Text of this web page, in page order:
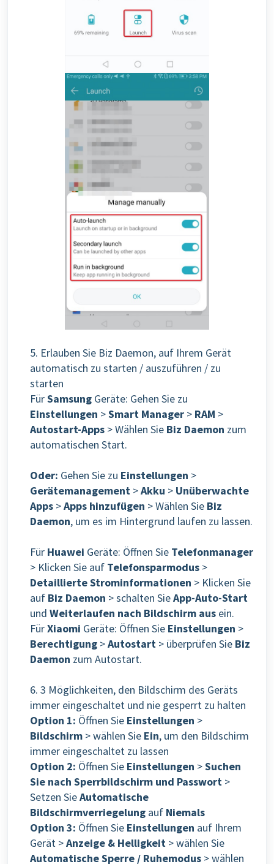
5. Erlauben Sie Biz Daemon, auf Ihrem Gerät
automatisch zu starten / auszuführen / zu
starten
FürSamsung Geräte: Gehen Sie zu
Einstellungen >Smart Manager > RAM >
Autostart-Apps > Wählen Sie Biz Daemon zum
automatischen Start.
Oder: Gehen Sie zu Einstellungen >
Gerätemanagement >Akku > Unüberwachte
Apps >Apps hinzufügen > Wählen Sie Biz
Daemon, um es im Hintergrund laufen zu lassen.
Für Huawei Geräte: Öffnen Sie Telefonmanager
> Klicken Sie auf Telefonsparmodus >
Detaillierte Strominformationen > Klicken Sie
auf Biz Daemon > schalten SieApp-Auto-Start
und Weiterlaufen nach Bildschirm aus ein.
FürXiaomi Geräte: Öffnen Sie Einstellungen >
Berechtigung >Autostart > überprüfen Sie Biz
Daemon zum Autostart.
6. 3 Möglichkeiten, den Bildschirm des Geräts
immer eingeschaltet und nie gesperrt zu halten
Option 1: Öffnen Sie Einstellungen >
Bildschirm > wählen Sie Ein, um den Bildschirm
immer eingeschaltet zu lassen
Option 2: Öffnen Sie Einstellungen >Suchen
Sie nach Sperrbildschirm und Passwort >
Setzen SieAutomatische
Bildschirmverriegelung auf Niemals
Option 3: Öffnen Sie Einstellungen auf Ihrem
Gerät >Anzeige & Helligkeit > wählen Sie
Automatische Sperre / Ruhemodus > wählen